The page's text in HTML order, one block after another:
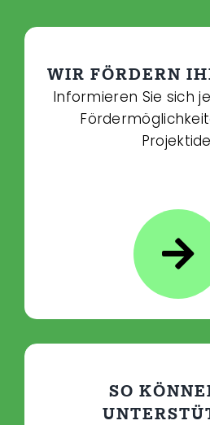
WIR FÖRDERN
Informieren Sie sich
SO